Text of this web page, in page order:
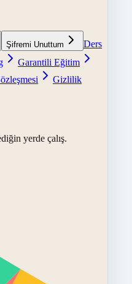
Şifremi Unuttum
Ders
Garantili Eğitim
Gizlilik
yerde çalış.